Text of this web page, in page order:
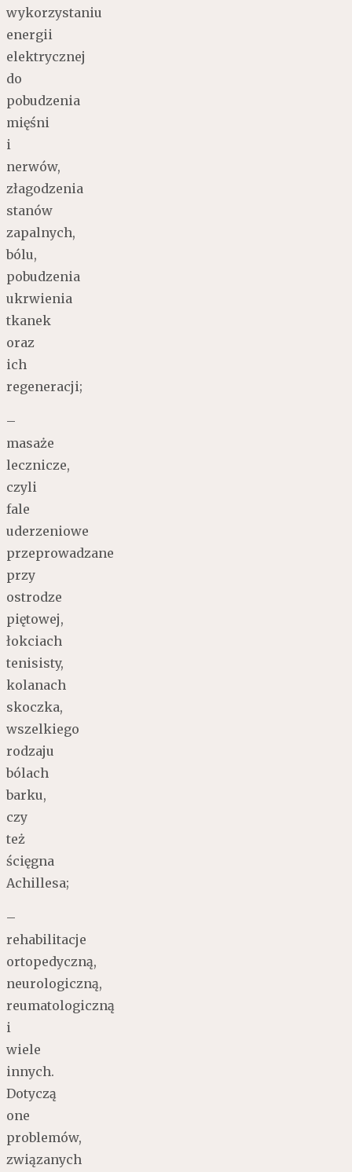
wykorzystaniu
energii
elektrycznej
do
pobudzenia
mięśni
i
nerwów,
złagodzenia
stanów
zapalnych,
bólu,
pobudzenia
ukrwienia
tkanek
oraz
ich
regeneracji;
–
masaże
lecznicze,
czyli
fale
uderzeniowe
przeprowadzane
przy
ostrodze
piętowej,
łokciach
tenisisty,
kolanach
skoczka,
wszelkiego
rodzaju
bólach
barku,
czy
też
ścięgna
Achillesa;
–
rehabilitacje
ortopedyczną,
neurologiczną,
reumatologiczną
i
wiele
innych.
Dotyczą
one
problemów,
związanych